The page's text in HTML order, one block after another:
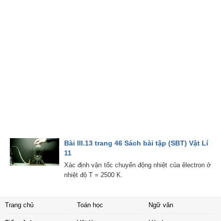
Bài III.13 trang 46 Sách bài tập (SBT) Vật Lí
11
Xác định vận tốc chuyển động nhiệt của êlectron ở
nhiệt độ T = 2500 K.
Trang chủ Toán học Ngữ văn